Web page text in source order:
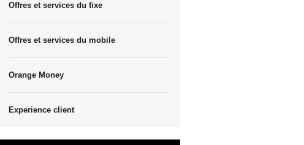
Offres et services du fixe
Offres et services du mobile
Orange Money
Experience client